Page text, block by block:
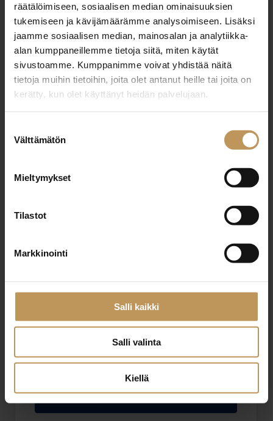
räätälöimiseen, sosiaalisen median ominaisuuksien
tukemiseen ja kävijämäärämme analysoimiseen. Lisäksi
jaamme sosiaalisen median, mainosalan ja analytiikka-
alan kumppaneillemme tietoja siitä, miten käytät
sivustoamme. Kumppanimme voivat yhdistää näitä
tietoja muihin tietoihin, joita olet antanut heille tai joita on
kerätty, kun olet käyttänyt heidän palvelujaan.
valinta
Välttämätön
Mieltymykset
Tilastot
Markkinointi
Salli kaikki
Salli valinta
Kiellä
"*" näyttää pakolliset kentät
Aihe
Sähköposti